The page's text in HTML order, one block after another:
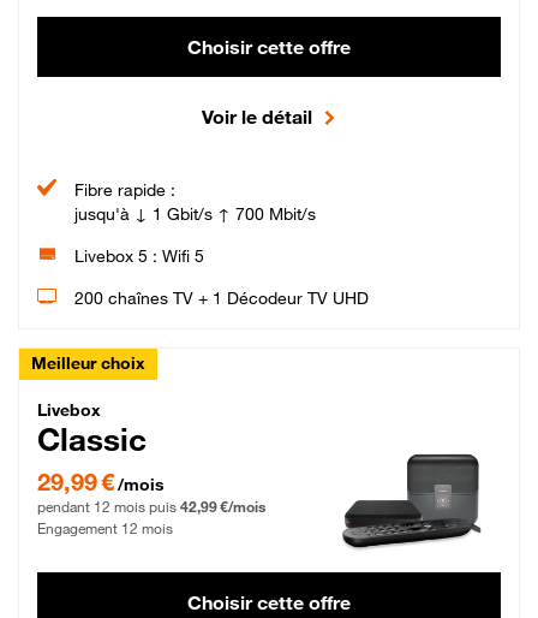
Choisir cette offre
Voir le détail
Fibre rapide :
jusqu'à ↓ 1 Gbit/s ↑ 700 Mbit/s
Livebox 5 : Wifi 5
200 chaînes TV + 1 Décodeur TV UHD
Meilleur choix
Livebox Classic Fibre
Livebox
Classic
29,99 € par mois pendant 12 mois puis 42,99 € par mois, Engagement 12 mois
29,99 €/mois
pendant 12 mois puis 42,99 €/mois
Engagement 12 mois
Choisir cette offre